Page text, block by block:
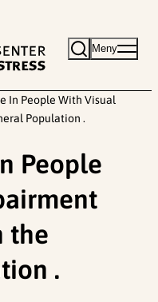
Meny
In People With Visual
Population .
People
the
.